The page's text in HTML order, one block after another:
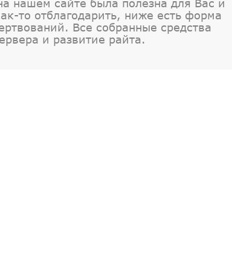
нашем сайте была полезна для Вас и
то отблагодарить, ниже есть форма
Все собранные средства
и развитие райта.